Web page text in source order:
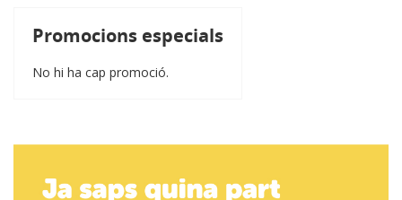
Promocions especials
No hi ha cap promoció.